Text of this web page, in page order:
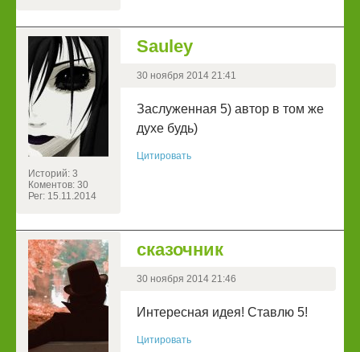
Историй: 3
Коментов: 30
Рег: 15.11.2014
Sauley
30 ноября 2014 21:41
Заслуженная 5) автор в том же
духе будь)
Цитировать
сказочник
30 ноября 2014 21:46
Интересная идея! Ставлю 5!
Цитировать